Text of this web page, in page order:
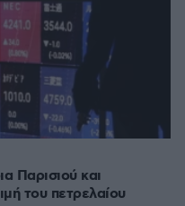
Παρισιού και
του πετρελαίου